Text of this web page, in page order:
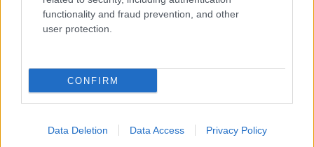
functionality and fraud prevention, and other
user protection.
CONFIRM
Data Deletion Data Access Privacy Policy
aforismi e citazioni più grande del web (137.905 frasi in
database) • ©2005-2025 • La riproduzione dei testi è
il sito ricava una commissione sugli acquisti idonei. •
Contatti